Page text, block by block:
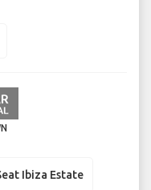
Ibiza Estate